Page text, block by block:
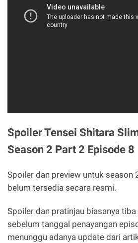
Spoiler Tensei Shitara
Season 2 Part 2 Episode 8
Spoiler dan preview untuk season
belum tersedia secara resmi.
Spoiler dan pratinjau biasanya
sebelum tanggal penayangan
menunggu adanya update dari